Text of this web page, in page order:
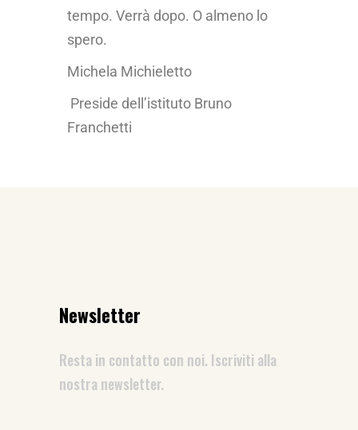
tempo. Verrà dopo. O almeno lo
spero.
Michela Michieletto
Preside dell’istituto Bruno
Franchetti
Newsletter
Resta in contatto con noi. Iscriviti alla
nostra newsletter.